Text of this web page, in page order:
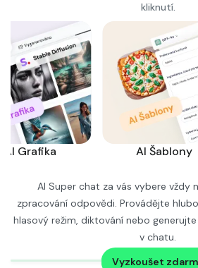
kliknutí.
AI Grafika AI Šablony
AI Super chat za vás vybere vždy
zpracování odpovědi. Provádějte
hlasový režim, diktování nebo
v chatu.
Zjistěte více
Vyzkoušet